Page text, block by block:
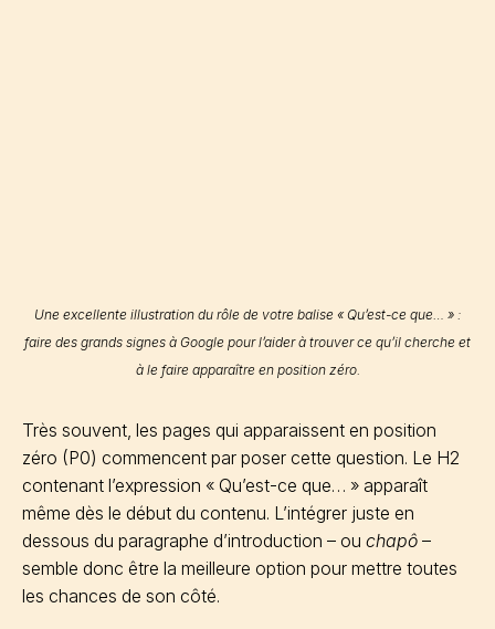
Une excellente illustration du rôle de votre balise « Qu’est-ce que… » :
faire des grands signes à Google pour l’aider à trouver ce qu’il cherche et
à le faire apparaître en position zéro.
Très souvent, les pages qui apparaissent en position
zéro (P0) commencent par poser cette question. Le H2
contenant l’expression « Qu’est-ce que… » apparaît
même dès le début du contenu. L’intégrer juste en
dessous du paragraphe d’introduction – ou chapô –
semble donc être la meilleure option pour mettre toutes
les chances de son côté.